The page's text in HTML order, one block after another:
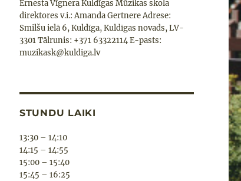
Ernesta Vīgnera Kuldīgas Mūzikas skola
direktores v.i.: Amanda Gertnere Adrese:
Smilšu ielā 6, Kuldīga, Kuldīgas novads, LV-
3301 Tālrunis: +371 63322114 E-pasts:
muzikask@kuldiga.lv
STUNDU LAIKI
13:30 – 14:10
14:15 – 14:55
15:00 – 15:40
15:45 – 16:25